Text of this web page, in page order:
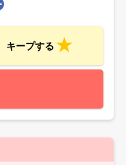
キープする